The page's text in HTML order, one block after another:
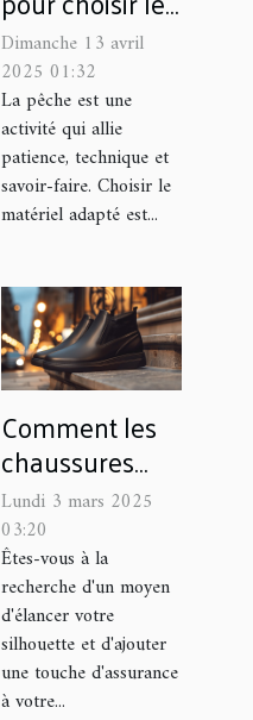
matériel de
pêche adapté à
chaque type de
poisson
Dimanche 13 avril
2025 01:32
La pêche est une
activité qui allie
patience, technique et
savoir-faire. Choisir le
matériel adapté est...
Comment les
chaussures
rehaussantes
peuvent
transformer
votre style et
confiance
Lundi 3 mars 2025
03:20
Êtes-vous à la
recherche d'un moyen
d'élancer votre
silhouette et d'ajouter
une touche d'assurance
à votre...